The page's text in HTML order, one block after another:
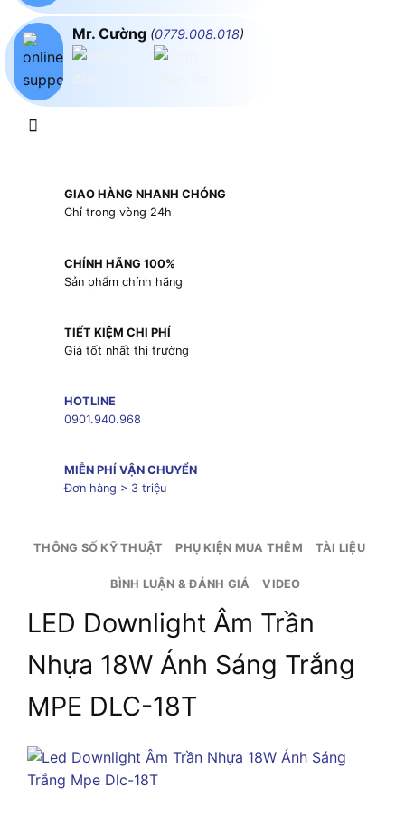
Mr. Cường (0779.008.018)
GIAO HÀNG NHANH CHÓNG
Chỉ trong vòng 24h
CHÍNH HÃNG 100%
Sản phẩm chính hãng
TIẾT KIỆM CHI PHÍ
Giá tốt nhất thị trường
HOTLINE
0901.940.968
MIỄN PHÍ VẬN CHUYỂN
Đơn hàng > 3 triệu
THÔNG SỐ KỸ THUẬT PHỤ KIỆN MUA THÊM TÀI LIỆU
BÌNH LUẬN & ĐÁNH GIÁ VIDEO
LED Downlight Âm Trần
Nhựa 18W Ánh Sáng Trắng
MPE DLC-18T